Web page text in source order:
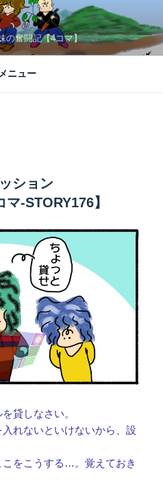
の奮闘記【4コマ】
メニュー
ション
-STORY176】
貸しなさい。
いといけないから、設
うする…。覚えておき